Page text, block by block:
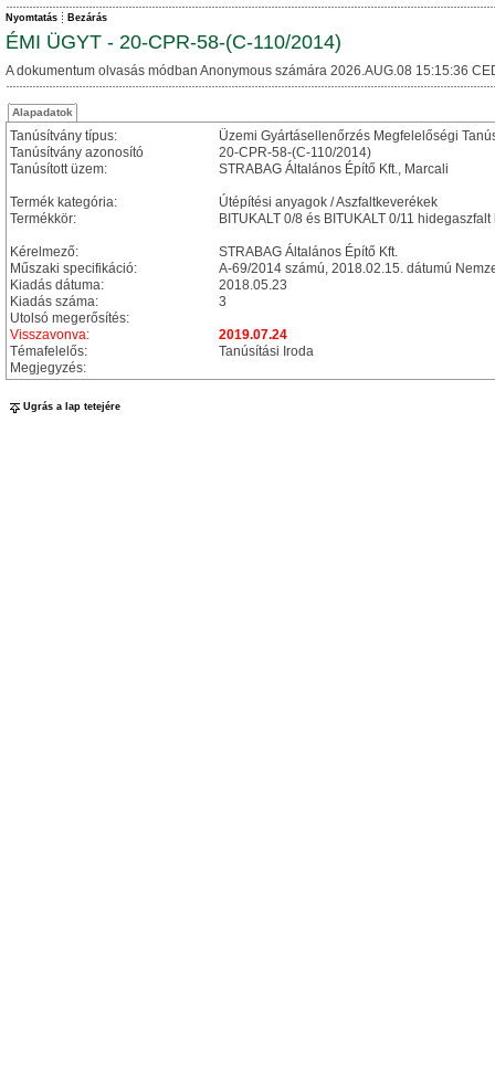
Nyomtatás Bezárás
ÉMI ÜGYT - 20-CPR-58-(C-110/2014)
A dokumentum olvasás módban Anonymous számára 2026.AUG.08 15:15:36
Alapadatok
Tanúsítvány típus:
Üzemi Gyártásellenőrzés Megfelelőségi
Tanúsítvány azonosító
20-CPR-58-(C-110/2014)
Tanúsított üzem:
STRABAG Általános Építő Kft., Marcali
Termék kategória:
Útépítési anyagok / Aszfaltkeverékek
Termékkör:
BITUKALT 0/8 és BITUKALT 0/11
Kérelmező:
STRABAG Általános Építő Kft.
Műszaki specifikáció:
A-69/2014 számú, 2018.02.15. dátumú
Kiadás dátuma:
2018.05.23
Kiadás száma:
3
Utolsó megerősítés:
Visszavonva:
2019.07.24
Témafelelős:
Tanúsítási Iroda
Megjegyzés:
Ugrás a lap tetejére